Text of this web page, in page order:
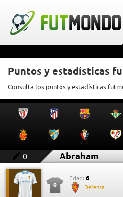
Puntos y estadísticas
Consulta los puntos y estadísticas
0 Abraham
0
Edad: 6
Defensa